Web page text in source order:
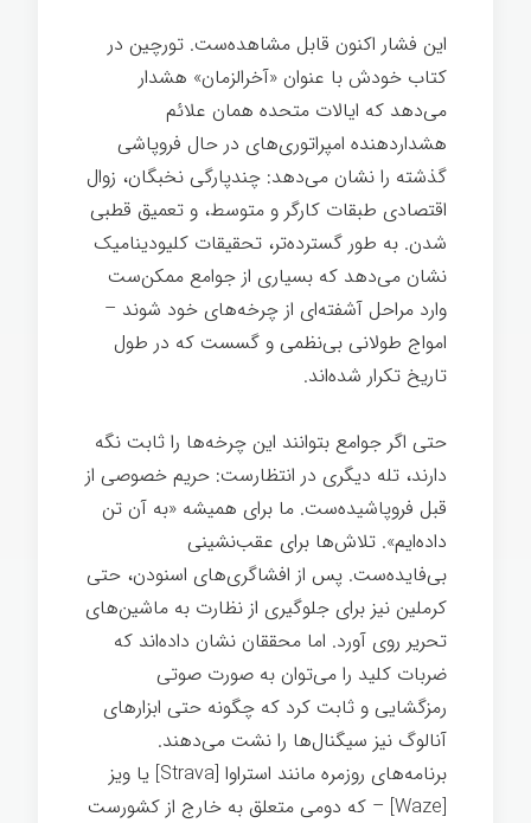
این فشار اکنون قابل مشاهده‌ست. تورچین در
کتاب خودش با عنوان «آخرالزمان» هشدار
می‌دهد که ایالات متحده همان علائم
هشداردهنده امپراتوری‌های در حال فروپاشی
گذشته را نشان می‌دهد: چندپارگی نخبگان، زوال
اقتصادی طبقات کارگر و متوسط، و تعمیق قطبی
شدن. به طور گسترده‌تر، تحقیقات کلیودینامیک
نشان می‌دهد که بسیاری از جوامع ممکن‌ست
وارد مراحل آشفته‌ای از چرخه‌های خود شوند –
امواج طولانی بی‌نظمی و گسست که در طول
تاریخ تکرار شده‌اند.
حتی اگر جوامع بتوانند این چرخه‌ها را ثابت نگه
دارند، تله دیگری در انتظارست: حریم خصوصی از
قبل فروپاشیده‌ست. ما برای همیشه «به آن تن
داده‌ایم». تلاش‌ها برای عقب‌نشینی
بی‌فایده‌ست. پس از افشاگری‌های اسنودن، حتی
کرملین نیز برای جلوگیری از نظارت به ماشین‌های
تحریر روی آورد. اما محققان نشان داده‌اند که
ضربات کلید را می‌توان به صورت صوتی
رمزگشایی و ثابت کرد که چگونه حتی ابزارهای
آنالوگ نیز سیگنال‌ها را نشت می‌دهند.
برنامه‌های روزمره مانند استراوا [Strava] یا ویز
[Waze] – که دومی متعلق به خارج از کشورست